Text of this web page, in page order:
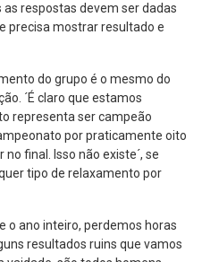
respostas devem ser dadas
precisa mostrar resultado e
do grupo é o mesmo do
´É claro que estamos
representa ser campeão
por praticamente oito
final. Isso não existe´, se
tipo de relaxamento por
o ano inteiro, perdemos horas
resultados ruins que vamos